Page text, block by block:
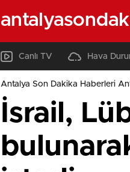
Canlı TV Hava
Antalya Son Dakika Haberleri
İsrail,